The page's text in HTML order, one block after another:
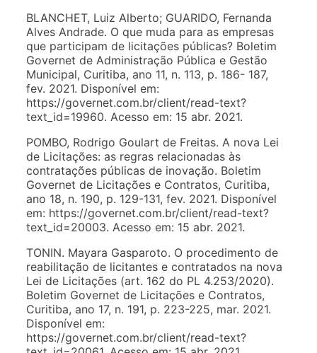
BLANCHET, Luiz Alberto; GUARIDO, Fernanda
Alves Andrade. O que muda para as empresas
que participam de licitações públicas? Boletim
Governet de Administração Pública e Gestão
Municipal, Curitiba, ano 11, n. 113, p. 186- 187,
fev. 2021. Disponível em:
https://governet.com.br/client/read-text?
text_id=19960. Acesso em: 15 abr. 2021.
POMBO, Rodrigo Goulart de Freitas. A nova Lei
de Licitações: as regras relacionadas às
contratações públicas de inovação. Boletim
Governet de Licitações e Contratos, Curitiba,
ano 18, n. 190, p. 129-131, fev. 2021. Disponível
em: https://governet.com.br/client/read-text?
text_id=20003. Acesso em: 15 abr. 2021.
TONIN. Mayara Gasparoto. O procedimento de
reabilitação de licitantes e contratados na nova
Lei de Licitações (art. 162 do PL 4.253/2020).
Boletim Governet de Licitações e Contratos,
Curitiba, ano 17, n. 191, p. 223-225, mar. 2021.
Disponível em:
https://governet.com.br/client/read-text?